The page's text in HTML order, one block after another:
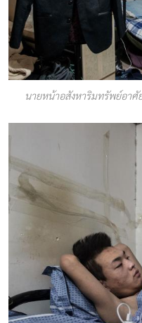
นายหน้าอสังหาริมทรัพย์อาศั